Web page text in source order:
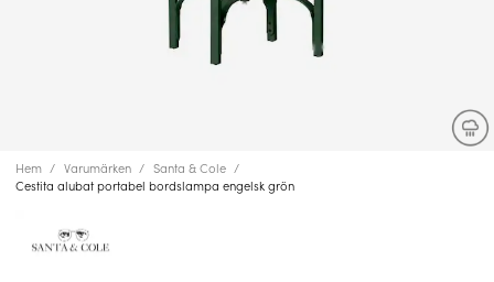
Hem Varumärken
Santa & Cole
Cestita alubat portabel bordslampa engelsk grön